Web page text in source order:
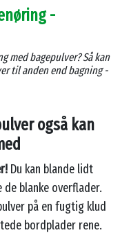
-
med bagepulver? Så kan
til anden end bagning -
også kan
Du kan blande lidt
blanke overflader.
på en fugtig klud
bordplader rene.